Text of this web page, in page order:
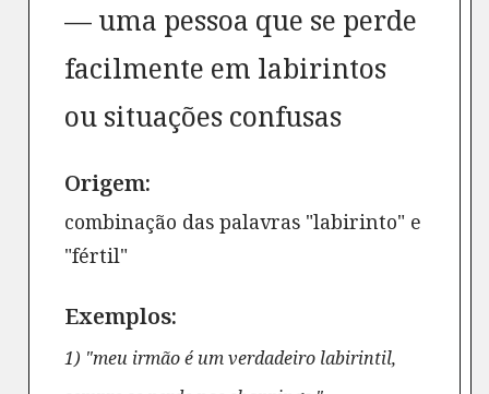
uma pessoa que se perde
facilmente em labirintos
ou situações confusas
Origem:
combinação das palavras "labirinto" e
"fértil"
Exemplos:
1) "meu irmão é um verdadeiro labirintil,